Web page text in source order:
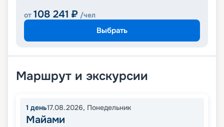
от 108 241 ₽ /чел
Выбрать
Маршрут и экскурсии
1 день17.08.2026, Понедельник
Майами